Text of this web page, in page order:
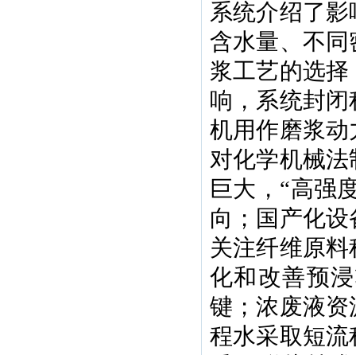
系统介绍了
含水量、不
浆工艺的选
响，系统封
机用作磨浆
对化学机械
巨大，“高强
向；国产化
关注纤维原
化和改善预
键；浓废液
程水采取短